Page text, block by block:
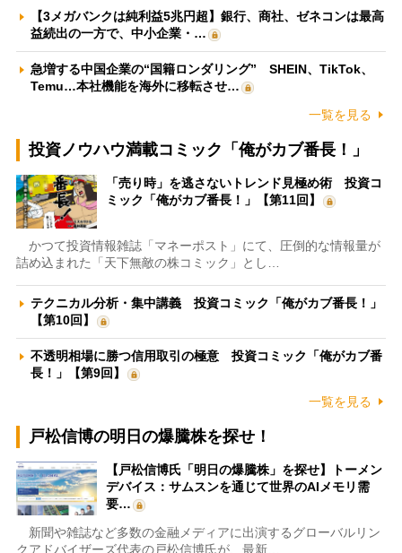
【3メガバンクは純利益5兆円超】銀行、商社、ゼネコンは最高
益続出の一方で、中小企業・…
急増する中国企業の“国籍ロンダリング” SHEIN、TikTok、
Temu…本社機能を海外に移転させ…
一覧を見る
投資ノウハウ満載コミック「俺がカブ番長！」
「売り時」を逃さないトレンド見極め術 投資コ
ミック「俺がカブ番長！」【第11回】
かつて投資情報雑誌「マネーポスト」にて、圧倒的な情報量が
詰め込まれた「天下無敵の株コミック」とし…
テクニカル分析・集中講義 投資コミック「俺がカブ番長！」
【第10回】
不透明相場に勝つ信用取引の極意 投資コミック「俺がカブ番
長！」【第9回】
一覧を見る
戸松信博の明日の爆騰株を探せ！
【戸松信博氏「明日の爆騰株」を探せ】トーメン
デバイス：サムスンを通じて世界のAIメモリ需
要…
新聞や雑誌など多数の金融メディアに出演するグローバルリン
クアドバイザーズ代表の戸松信博氏が、最新…